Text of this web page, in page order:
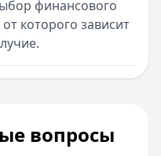
финансового
которого зависит
вопросы